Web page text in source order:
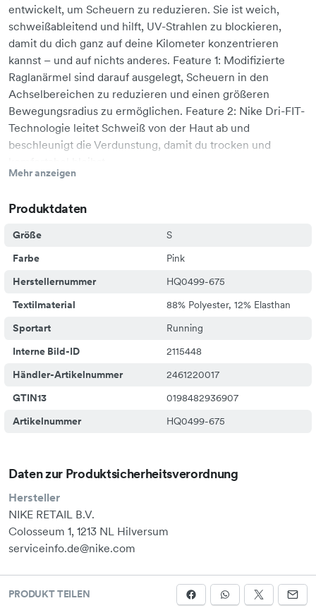
entwickelt, um Scheuern zu reduzieren. Sie ist weich,
schweißableitend und hilft, UV-Strahlen zu blockieren,
damit du dich ganz auf deine Kilometer konzentrieren
kannst – und auf nichts anderes. Feature 1: Modifizierte
Raglanärmel sind darauf ausgelegt, Scheuern in den
Achselbereichen zu reduzieren und einen größeren
Bewegungsradius zu ermöglichen. Feature 2: Nike Dri-FIT-
Technologie leitet Schweiß von der Haut ab und
beschleunigt die Verdunstung, damit du trocken und
Mehr anzeigen
Produktdaten
Größe
S
Farbe
Pink
Herstellernummer
HQ0499-675
Textilmaterial
88% Polyester, 12% Elasthan
Sportart
Running
Interne Bild-ID
2115448
Händler-Artikelnummer
2461220017
GTIN13
0198482936907
Artikelnummer
HQ0499-675
Daten zur Produktsicherheitsverordnung
Hersteller
NIKE RETAIL B.V.
Colosseum 1, 1213 NL Hilversum
serviceinfo.de@nike.com
PRODUKT TEILEN